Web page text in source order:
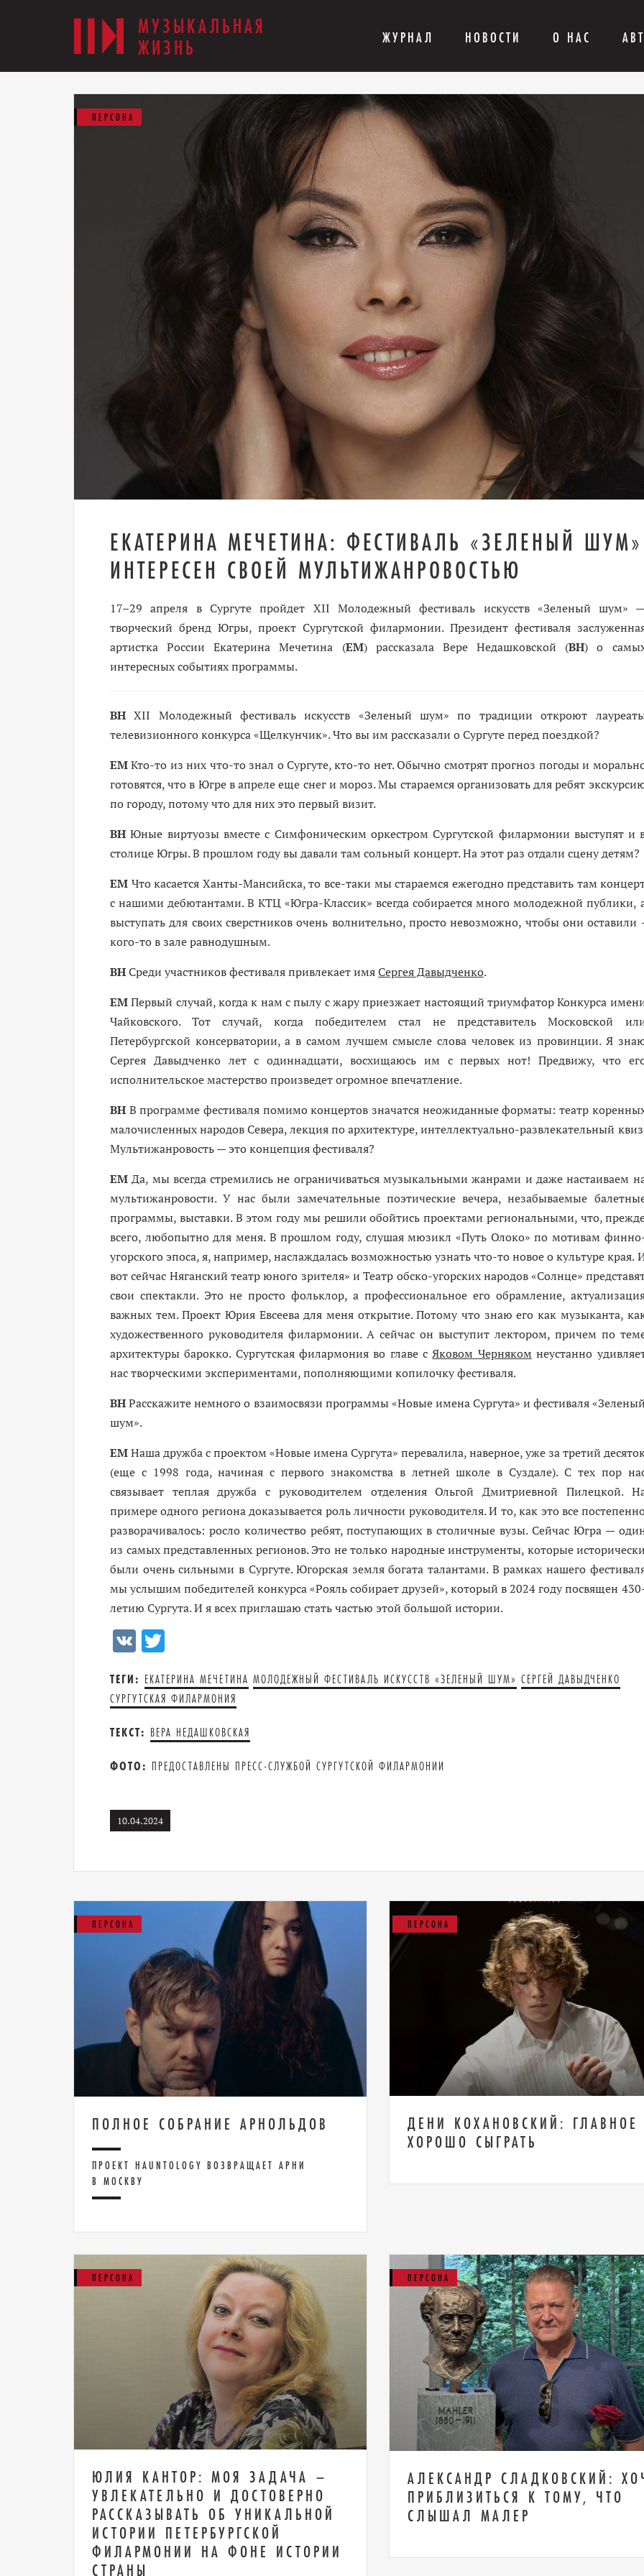
МУЗЫКАЛЬНАЯ
ЖИЗНЬ
ЖУРНАЛ НОВОСТИ О НАС
ПЕРСОНА
ЕКАТЕРИНА МЕЧЕТИНА: ФЕСТИВАЛЬ «ЗЕЛЕНЫЙ ШУМ»
ИНТЕРЕСЕН СВОЕЙ МУЛЬТИЖАНРОВОСТЬЮ
17–29 апреля в Сургуте пройдет XII Молодежный фестиваль искусств «Зеленый шум»
творческий бренд Югры, проект Сургутской филармонии. Президент фестиваля
артистка России Екатерина Мечетина (ЕМ)рассказала Вере Недашковской (ВН) о
интересных событиях программы.
ВН XII Молодежный фестиваль искусств «Зеленый шум» по традиции откроют
телевизионного конкурса «Щелкунчик». Что вы им рассказали о Сургуте перед поездкой?
ЕМК­то-то из них ­что-то знал о Сургуте, ­кто-то нет. Обычно смотрят прогноз погоды и
готовятся, что в Югре в апреле еще снег и мороз. Мы стараемся организовать для ребят
по городу, потому что для них это первый визит.
ВН Юные виртуозы вместе с Симфоническим оркестром Сургутской филармонии выступят и
столице Югры. В прошлом году вы давали там сольный концерт. На этот раз отдали сцену детям?
ЕМ Что касается Ханты-Мансийска, то ­все-таки мы стараемся ежегодно представить там
с нашими дебютантами. В КТЦ «Югра-Классик» всегда собирается много молодежной публики,
выступать для своих сверстников очень волнительно, просто невозможно, чтобы они
кого-то в зале равнодушным.
ВНСреди участников фестиваля привлекает имяСергея Давыдченко.
ЕМПервый случай, когда к нам с пылу с жару приезжает настоящий триумфатор Конкурса
Чайковского. Тот случай, когда победителем стал не представитель Московской
Петербургской консерватории, а в самом лучшем смысле слова человек из провинции. Я
Сергея Давыд­ченко лет с одиннадцати, восхищаюсь им с первых нот! Предвижу, что
исполнительское мастерство произведет огромное впечатление.
ВН В программе фестиваля помимо концертов значатся неожиданные форматы: театр
малочисленных народов Севера, лекция по архитектуре, интеллектуально-развлекательный
Мультижанровость — это концепция фестиваля?
ЕМ Да, мы всегда стремились не ограничиваться музыкальными жанрами и даже настаиваем
мультижанровости. У нас были замечательные поэтические вечера, незабываемые
программы, выставки. В этом году мы решили обойтись проектами региональными, что,
всего, любопытно для меня. В прошлом году, слушая мюзикл «Путь Олоко» по мотивам
угорского эпоса, я, например, наслаждалась возможностью узнать ­что-то новое о культуре края.
вот сейчас Няганский театр юного зрителя» и Театр обско-угорских народов «Солнце»
свои спектакли. Это не просто фольк­лор, а профессиональное его обрамление,
важных тем. Проект Юрия Евсеева для меня открытие. Потому что знаю его как музыканта,
художественного руководителя филармонии. А сейчас он выступит лектором, причем по
архитектуры барокко. Сургутская филармония во главе сЯковом Черняком неустанно
нас творческими экспериментами, пополняющими копилочку фестиваля.
ВНРасскажите немного о взаимосвязи программы «Новые имена Сургута» и фестиваля
шум».
ЕМНаша дружба с проектом «Новые имена Сургута» перевалила, наверное, уже за третий
(еще с 1998 года, начиная с первого знакомства в летней школе в Суздале). С тех пор
связывает теплая дружба с руководителем отделения Ольгой Дмитриевной Пилецкой.
примере одного региона доказывается роль личности руководителя. И то, как это все
разворачивалось: росло количество ребят, поступающих в столичные вузы. Сейчас Югра —
из самых представленных регионов. Это не только народные инструменты, которые
были очень сильными в Сургуте. Югорская земля богата талантами. В рамках нашего
мы услышим победителей конкурса «Рояль собирает друзей», который в 2024 году посвящен
летию Сургута. И я всех приглашаю стать частью этой большой истории.
VK
ТЕГИ: ЕКАТЕРИНА МЕЧЕТИНА МОЛОДЕЖНЫЙ ФЕСТИВАЛЬ ИСКУССТВ «ЗЕЛЕНЫЙ ШУМ» СЕРГЕЙ ДАВЫДЧЕНКО
СУРГУТСКАЯ ФИЛАРМОНИЯ
ТЕКСТ: ВЕРА НЕДАШКОВСКАЯ
ФОТО: ПРЕДОСТАВЛЕНЫ ПРЕСС-СЛУЖБОЙ СУРГУТСКОЙ ФИЛАРМОНИИ
10.04.2024
ПЕРСОНА
ПОЛНОЕ СОБРАНИЕ АРНОЛЬДОВ
ПРОЕКТ HAUNTOLOGY ВОЗВРАЩАЕТ АРНИ
В МОСКВУ
ПЕРСОНА
ДЕНИ КОХАНОВСКИЙ:
ХОРОШО СЫГРАТЬ
ПЕРСОНА
ЮЛИЯ КАНТОР: МОЯ ЗАДАЧА –
УВЛЕКАТЕЛЬНО И ДОСТОВЕРНО
РАССКАЗЫВАТЬ ОБ УНИКАЛЬНОЙ
ИСТОРИИ ПЕТЕРБУРГСКОЙ
ФИЛАРМОНИИ НА ФОНЕ ИСТОРИИ
СТРАНЫ
ПЕРСОНА
АЛЕКСАНДР СЛАДКОВСКИЙ:
ПРИБЛИЗИТЬСЯ К ТОМУ, ЧТО
СЛЫШАЛ МАЛЕР